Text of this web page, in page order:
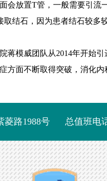
会放置T管，一般需要引
取结石，因为患者结石较
模威团队从2014年开始引
方面不断取得突破，消化
菱路1988号 总值班电